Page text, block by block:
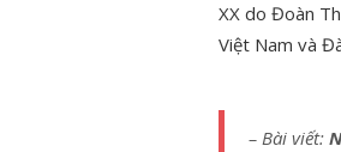
XX do Đoàn
Việt Nam và
– Bài viết: